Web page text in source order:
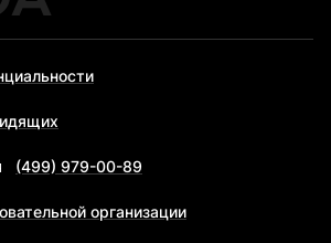
(499) 979-00-89
организации